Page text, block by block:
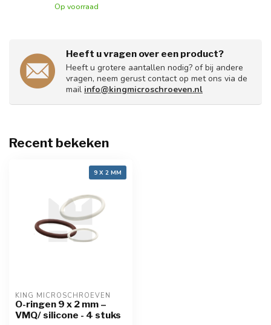
Op voorraad
Heeft u vragen over een product?
Heeft u grotere aantallen nodig? of bij andere
vragen, neem gerust contact op met ons via de
mail info@kingmicroschroeven.nl
Recent bekeken
9 X 2 MM
KING MICROSCHROEVEN
O-ringen 9 x 2 mm –
VMQ/ silicone - 4 stuks